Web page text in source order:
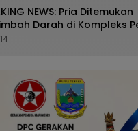
NEWS: Pria Ditemukan
Darah di Kompleks
Video Viral Gegerkan